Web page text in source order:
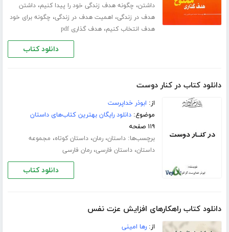
داشتن، چگونه هدف زندگی خود را پیدا کنیم،داشتن
هدف در زندگی، اهمیت هدف در زندگی، چگونه برای خود
هدف انتخاب کنیم،هدف گذاری pdf
دانلود کتاب
دانلود کتاب در کنار دوست
از: ابوذر خداپرست
موضوع:دانلود رایگان بهترین کتاب‌های داستان
۱۱۹ صفحه
برچسب‌ها:داستان،رمان،داستان کوتاه، مجموعه
داستان،داستان فارسی،رمان فارسی
دانلود کتاب
دانلود کتاب راهکارهای افزایش عزت نفس
از:رها امینی